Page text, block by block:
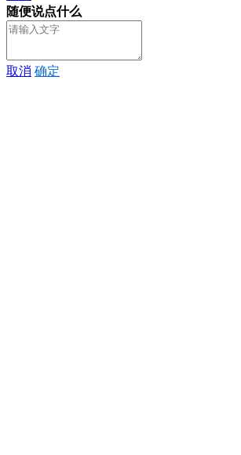
随便说点什么
取消 确定